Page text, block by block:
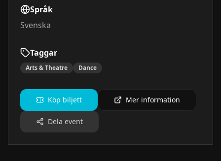
Språk
Svenska
Taggar
Arts & Theatre Dance
Köp biljett Mer information
Dela event